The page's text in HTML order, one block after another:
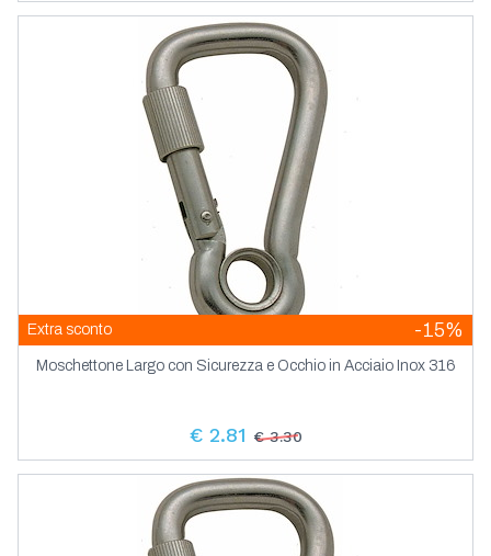
Extra sconto -15%
Moschettone Largo con Sicurezza e Occhio in Acciaio Inox 316
€ 2.81 € 3.30